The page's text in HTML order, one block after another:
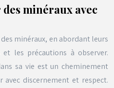
minéraux avec
minéraux, en abordant leurs
les précautions à observer.
sa vie est un cheminement
avec discernement et respect.